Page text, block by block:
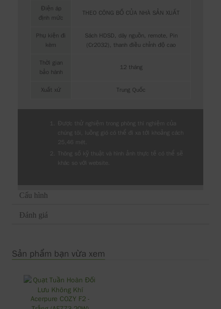
Điện áp
định mức
THEO CÔNG BỐ CỦA NHÀ SẢN XUẤT
Phụ kiện đi
kèm
Sách HDSD, dây nguồn, remote, Pin
(Cr2032), thanh điều chỉnh độ cao
Thời gian
bảo hành
12 tháng
Xuất xứ Trung Quốc
Được thử nghiệm trong phòng thí nghiệm của
chúng tôi, luồng gió có thể đi xa tới khoảng cách
25,46 mét.
Thông số kỹ thuật và hình ảnh thực tế có thể sẽ
khác so với website.
Cấu hình
Đánh giá
Sản phẩm bạn vừa xem